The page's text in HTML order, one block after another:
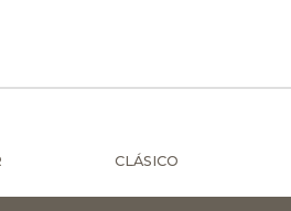
CLÁSICO